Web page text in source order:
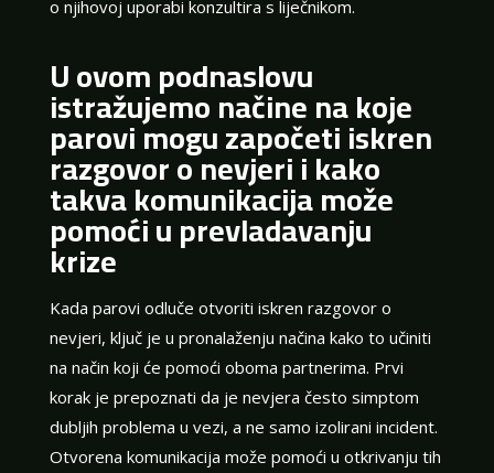
o njihovoj uporabi konzultira s liječnikom.
U ovom podnaslovu
istražujemo načine na koje
parovi mogu započeti iskren
razgovor o nevjeri i kako
takva komunikacija može
pomoći u prevladavanju
krize
Kada parovi odluče otvoriti iskren razgovor o
nevjeri, ključ je u pronalaženju načina kako to učiniti
na način koji će pomoći oboma partnerima. Prvi
korak je prepoznati da je nevjera često simptom
dubljih problema u vezi, a ne samo izolirani incident.
Otvorena komunikacija može pomoći u otkrivanju tih